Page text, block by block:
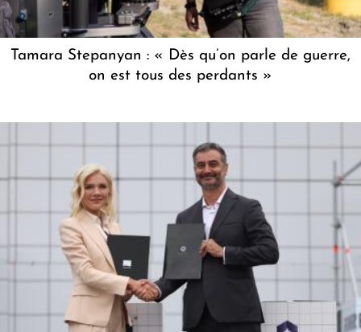
Tamara Stepanyan : « Dès qu’on parle de guerre,
on est tous des perdants »